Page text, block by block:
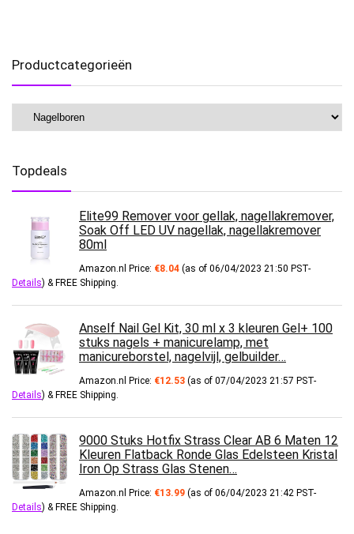
Productcategorieën
Topdeals
Elite99 Remover voor gellak, nagellakremover,
Soak Off LED UV nagellak, nagellakremover
80ml
Amazon.nl Price: €8.04 (as of 06/04/2023 21:50 PST-
Details) & FREE Shipping
Anself Nail Gel Kit, 30 ml x 3 kleuren Gel+ 100
stuks nagels + manicurelamp, met
manicureborstel, nagelvijl, gelbuilder…
Amazon.nl Price: €12.53 (as of 07/04/2023 21:57 PST-
Details) & FREE Shipping
9000 Stuks Hotfix Strass Clear AB 6 Maten 12
Kleuren Flatback Ronde Glas Edelsteen Kristal
Iron Op Strass Glas Stenen…
Amazon.nl Price: €13.99 (as of 06/04/2023 21:42 PST-
Details) & FREE Shipping